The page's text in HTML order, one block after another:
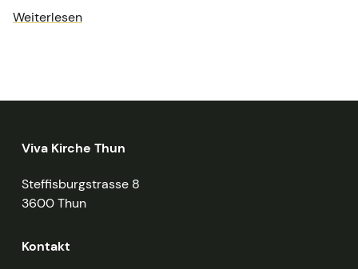
Weiterlesen
Viva Kirche Thun
Steffisburgstrasse 8
3600 Thun
Kontakt